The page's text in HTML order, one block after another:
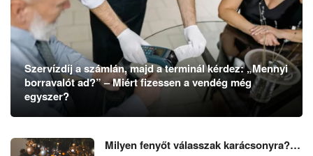
Szervízdíj a számlán, majd a terminál kérdez: „Mennyi
borravalót ad?” – Miért fizessen a vendég még
egyszer?
Milyen fenyőt válasszak karácsonyra?…